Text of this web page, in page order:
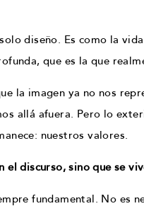
diseño. Es como la
que es la que
la imagen ya no nos
allá afuera. Pero lo
nuestros valores.
el discurso, sino que se
fundamental. No es